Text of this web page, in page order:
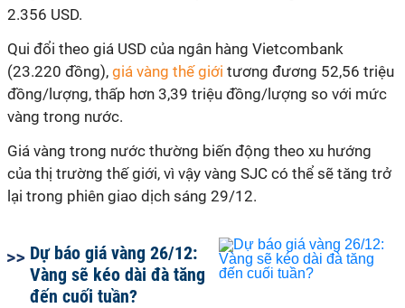
2.356 USD.
Qui đổi theo giá USD của ngân hàng Vietcombank
(23.220 đồng), giá vàng thế giới tương đương 52,56 triệu
đồng/lượng, thấp hơn 3,39 triệu đồng/lượng so với mức
vàng trong nước.
Giá vàng trong nước thường biến động theo xu hướng
của thị trường thế giới, vì vậy vàng SJC có thể sẽ tăng trở
lại trong phiên giao dịch sáng 29/12.
Dự báo giá vàng 26/12:
Vàng sẽ kéo dài đà tăng
đến cuối tuần?